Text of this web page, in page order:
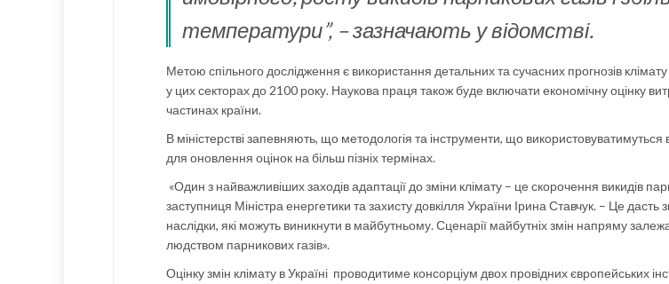
температури”, – зазначають у відомстві.
Метою спільного дослідження є використання детальних та сучасних прогнозів
у цих секторах до 2100 року. Наукова праця також буде включати економічну оцінку
частинах країни.
В міністерстві запевняють, що методологія та інструменти, що використовуватимуться
для оновлення оцінок на більш пізніх термінах.
«Один з найважливіших заходів адаптації до зміни клімату – це скорочення викидів
заступниця Міністра енергетики та захисту довкілля України Ірина Ставчук. – Це дасть
наслідки, які можуть виникнути в майбутньому. Сценарії майбутніх змін напряму
людством парникових газів».
Оцінку змін клімату в Україні проводитиме консорціум двох провідних європейських